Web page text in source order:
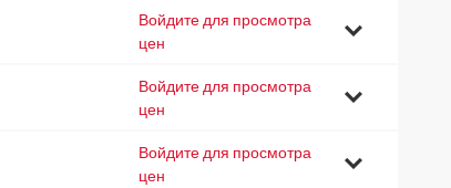
Войдите для просмотра
цен
Войдите для просмотра
цен
Войдите для просмотра
цен